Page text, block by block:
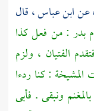
عنابن عباس ،قال
بدر : من فعل كذا
الفتيان ، ولزم
المشيخة : كنا ردءا
ونبقى . فأبى